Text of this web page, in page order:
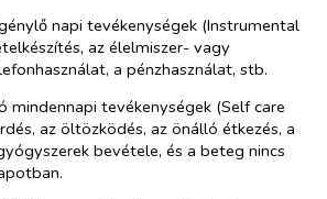
napi tevékenységek (Instrumental
az élelmiszer- vagy
a pénzhasználat, stb.
tevékenységek (Self care
az öltözködés, az önálló étkezés, a
bevétele, és a beteg nincs